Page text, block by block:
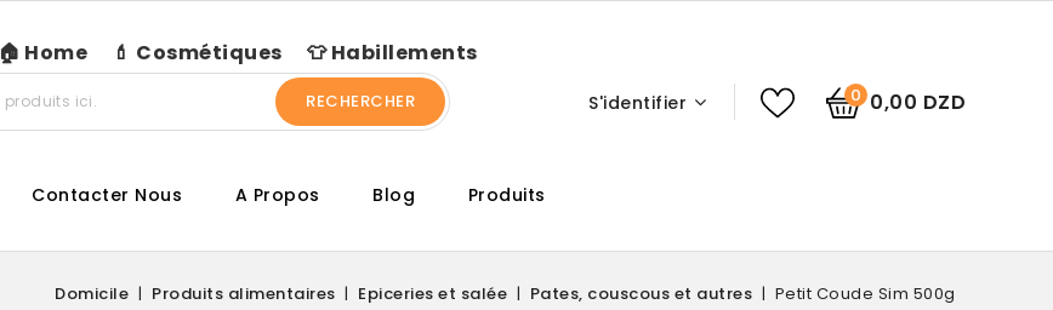
🏠 Home 💄 Cosmétiques 👕 Habillements
0 0,00 DZD
S'identifier
RECHERCHER
Contacter Nous A Propos Blog Produits
Domicile Produits alimentaires Epiceries et salée Pates, couscous et autres Petit Coude Sim 500g